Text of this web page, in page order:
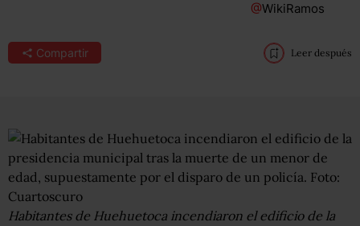
@WikiRamos
Compartir Leer después
Habitantes de Huehuetoca incendiaron el edificio de la